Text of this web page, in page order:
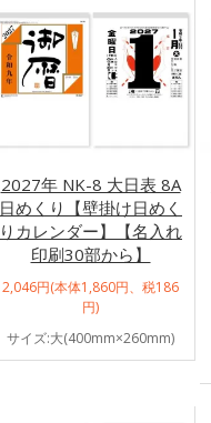
2027年 NK-8 大日表 8A
日めくり【壁掛け日めく
りカレンダー】【名入れ
印刷30部から】
2,046円(本体1,860円、税186
円)
サイズ:大(400mm×260mm)